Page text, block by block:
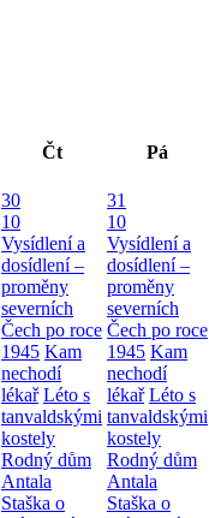
Čt Pá
30
10
Vysídlení a
dosídlení –
proměny
severních
Čech po roce
1945 Kam
nechodí
lékař Léto s
tanvaldskými
kostely
Rodný dům
Antala
Staška o
31
10
Vysídlení a
dosídlení –
proměny
severních
Čech po roce
1945 Kam
nechodí
lékař Léto s
tanvaldskými
kostely
Rodný dům
Antala
Staška o